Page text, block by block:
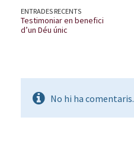
ENTRADES RECENTS
Testimoniar en benefici
d’un Déu únic
No hi ha comentaris.